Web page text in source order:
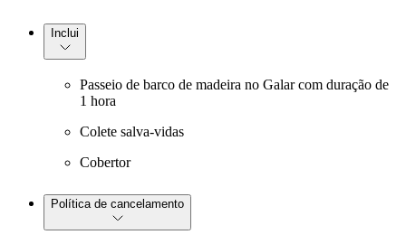
Inclui
Passeio de barco de madeira no Galar com duração de
1 hora
Colete salva-vidas
Cobertor
Política de cancelamento